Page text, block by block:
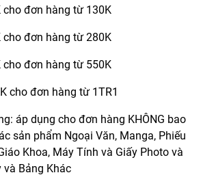
đơn hàng từ 130K
đơn hàng từ 280K
đơn hàng từ 550K
cho đơn hàng từ 1TR1
áp dụng cho đơn hàng KHÔNG bao
sản phẩm Ngoại Văn, Manga, Phiếu
Khoa, Máy Tính và Giấy Photo và
và Bảng Khác